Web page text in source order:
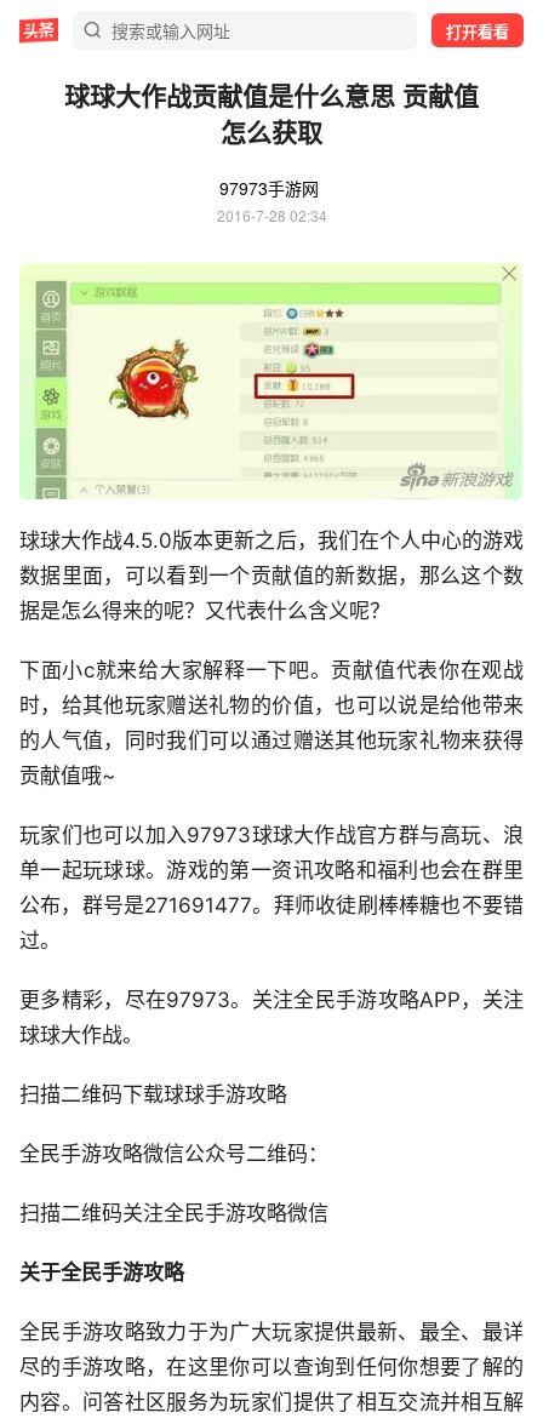
打开看看
球球大作战贡献值是什么意思 贡献值
怎么获取
97973手游网
2016-7-28 02:34
球球大作战4.5.0版本更新之后，我们在个人中心的游戏
数据里面，可以看到一个贡献值的新数据，那么这个数
据是怎么得来的呢？又代表什么含义呢？
下面小c就来给大家解释一下吧。贡献值代表你在观战
时，给其他玩家赠送礼物的价值，也可以说是给他带来
的人气值，同时我们可以通过赠送其他玩家礼物来获得
贡献值哦~
玩家们也可以加入97973球球大作战官方群与高玩、浪
单一起玩球球。游戏的第一资讯攻略和福利也会在群里
公布，群号是271691477。拜师收徒刷棒棒糖也不要错
过。
更多精彩，尽在97973。关注全民手游攻略APP，关注
球球大作战。
扫描二维码下载球球手游攻略
全民手游攻略微信公众号二维码：
扫描二维码关注全民手游攻略微信
关于全民手游攻略
全民手游攻略致力于为广大玩家提供最新、最全、最详
尽的手游攻略，在这里你可以查询到任何你想要了解的
内容。问答社区服务为玩家们提供了相互交流并相互解